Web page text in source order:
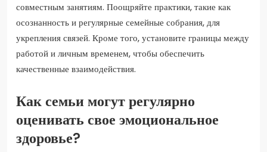
совместным занятиям. Поощряйте практики, такие как
осознанность и регулярные семейные собрания, для
укрепления связей. Кроме того, установите границы между
работой и личным временем, чтобы обеспечить
качественные взаимодействия.
Как семьи могут регулярно
оценивать свое эмоциональное
здоровье?